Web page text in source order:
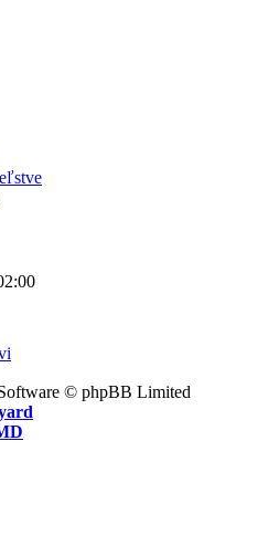
© phpBB Limited